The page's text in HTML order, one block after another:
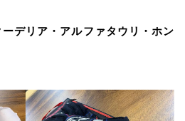
デリア・アルファタウリ・ホン